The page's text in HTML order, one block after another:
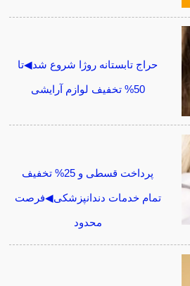
حراج تابستانه روژا شروع شد◀تا
50% تخفیف لوازم آرایشی
پرداخت قسطی و 25% تخفیف
تمام خدمات دندانپزشکی◀فرصت
محدود